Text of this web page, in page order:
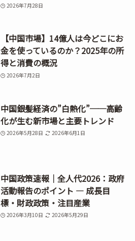
2026年7月28日
【中国市場】14億人は今どこにお
金を使っているのか？2025年の所
得と消費の概況
2026年7月2日
中国銀髪経済の”白熱化”──高齢
化が生む新市場と主要トレンド
2026年5月28日 2026年6月1日
中国政策速報｜全人代2026：政府
活動報告のポイント ― 成長目
標・財政政策・注目産業
2026年3月10日 2026年5月29日